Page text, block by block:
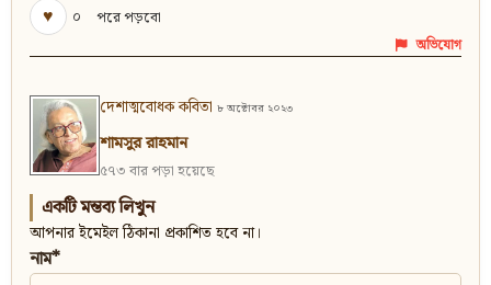
♥
০ পরে পড়বো
অভিযোগ
দেশাত্মবোধক কবিতা ৮ অক্টোবর ২০২৩
শামসুর রাহমান
৫৭৩ বার পড়া হয়েছে
একটি মন্তব্য লিখুন
আপনার ইমেইল ঠিকানা প্রকাশিত হবে না।
নাম*